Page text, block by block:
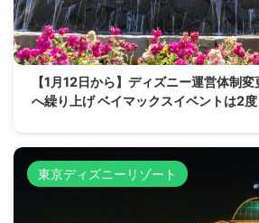
【1月12日から】ディズニー運営体制
へ繰り上げ ベイマックスイベントは2
東京ディズニーリゾート